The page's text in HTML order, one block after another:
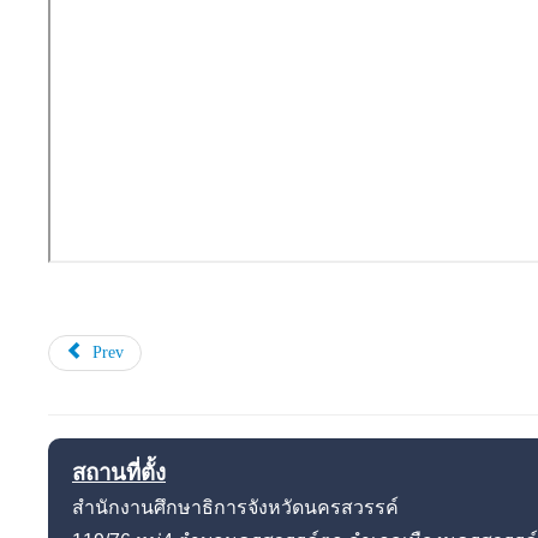
Prev
สถานที่ตั้ง
สำนักงานศึกษาธิการจังหวัดนครสวรรค์